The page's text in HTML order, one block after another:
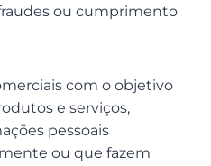
ou cumprimento
com o objetivo
e serviços,
pessoais
ou que fazem